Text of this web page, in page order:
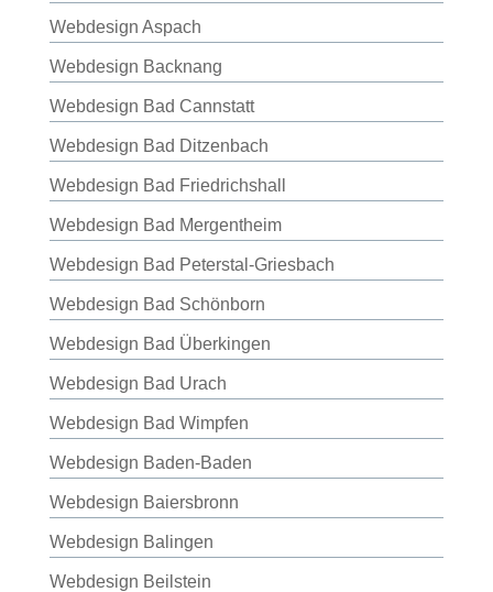
Webdesign Aspach
Webdesign Backnang
Webdesign Bad Cannstatt
Webdesign Bad Ditzenbach
Webdesign Bad Friedrichshall
Webdesign Bad Mergentheim
Webdesign Bad Peterstal-Griesbach
Webdesign Bad Schönborn
Webdesign Bad Überkingen
Webdesign Bad Urach
Webdesign Bad Wimpfen
Webdesign Baden-Baden
Webdesign Baiersbronn
Webdesign Balingen
Webdesign Beilstein